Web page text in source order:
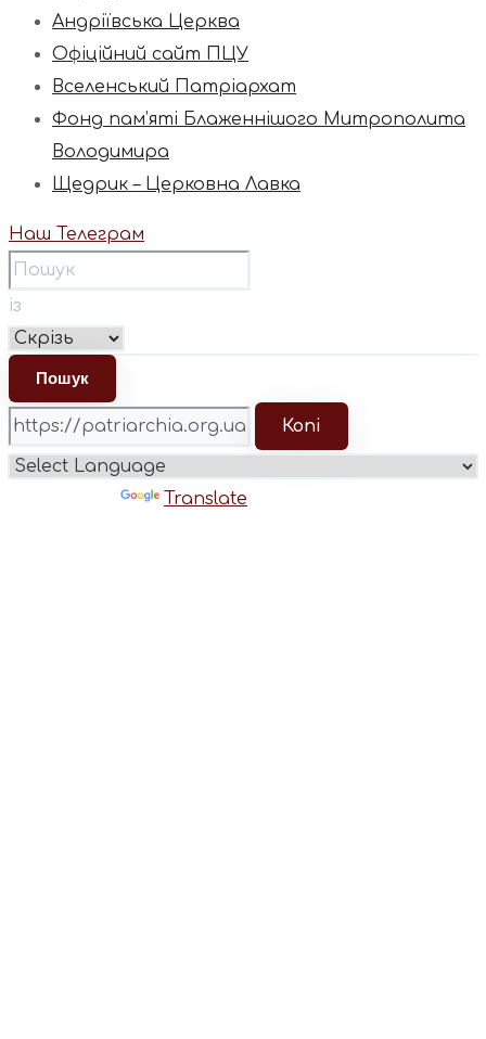
Андріївська Церква
Офіційний сайт ПЦУ
Вселенський Патріархат
Фонд пам’яті Блаженнішого Митрополита
Володимира
Щедрик – Церковна Лавка
Наш Телеграм
із
Копі
Translate